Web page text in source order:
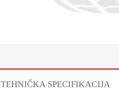
TEHNIČKA SPECIFIKACIJA